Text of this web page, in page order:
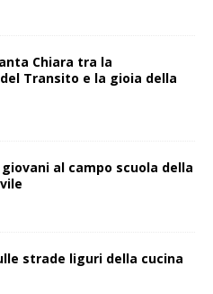
Chiara tra la
Transito e la gioia della
giovani al campo scuola della
strade liguri della cucina